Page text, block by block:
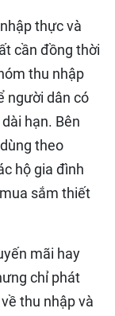
thực và
cần đồng thời
thu nhập
người dân có
hạn. Bên
theo
hộ gia đình
sắm thiết
mãi hay
chỉ phát
thu nhập và